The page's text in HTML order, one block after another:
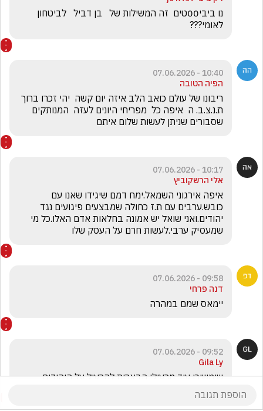
לאומי???
10:40 - 07.06.2026
הפיה הטובה
שסבורים שניתן לעשות שלום איתם
10:17 - 07.06.2026
אלי הרשקוביץ
שמעסיק ערבי.לעשות חרם על העסק שלו
09:58 - 07.06.2026
דנה פרחי
יימאס שמם במהרה
09:52 - 07.06.2026
Gila Ly
שימשיכו עוד מרעילי הבארות להרעיל על היהודים